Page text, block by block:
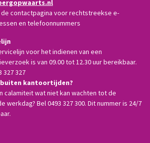
de contactpagina voor rechtstreekse e-
en telefoonnummers
voor het indienen van een
is van 09.00 tot 12.30 uur bereikbaar.
327 327
kantoortijden?
calamiteit wat niet kan wachten tot de
werkdag? Bel 0493 327 300. Dit nummer is 24/7